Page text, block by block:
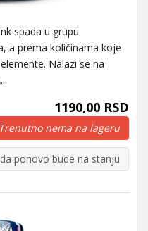
spada u grupu
a prema količinama koje
Nalazi se na
1190,00 RSD
Trenutno nema na lageru
ponovo bude na stanju